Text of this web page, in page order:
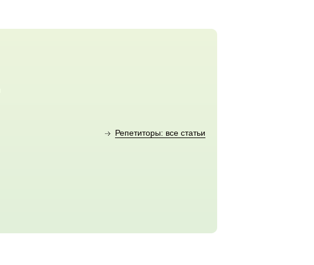
Репетиторы: все статьи